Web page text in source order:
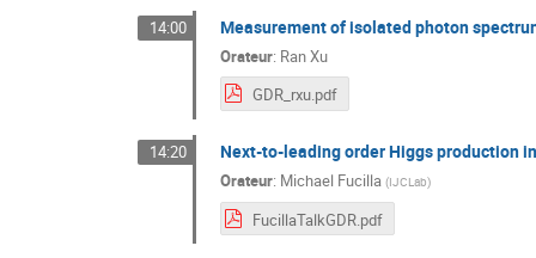
14:00 Measurement of isolated photon
Orateur: Ran Xu
GDR_rxu.pdf
14:20 Next-to-leading order Higgs production
Orateur: Michael Fucilla (IJCLab)
FucillaTalkGDR.pdf